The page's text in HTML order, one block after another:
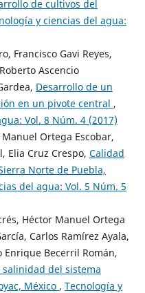
de cultivos del
y ciencias del agua:
Francisco Gavi Reyes,
Ascencio
Desarrollo de un
en un pivote central ,
Vol. 8 Núm. 4 (2017)
Ortega Escobar,
Elia Cruz Crespo, Calidad
Norte de Puebla,
del agua: Vol. 5 Núm. 5
Héctor Manuel Ortega
Carlos Ramírez Ayala,
Enrique Becerril Román,
del sistema
México , Tecnología y